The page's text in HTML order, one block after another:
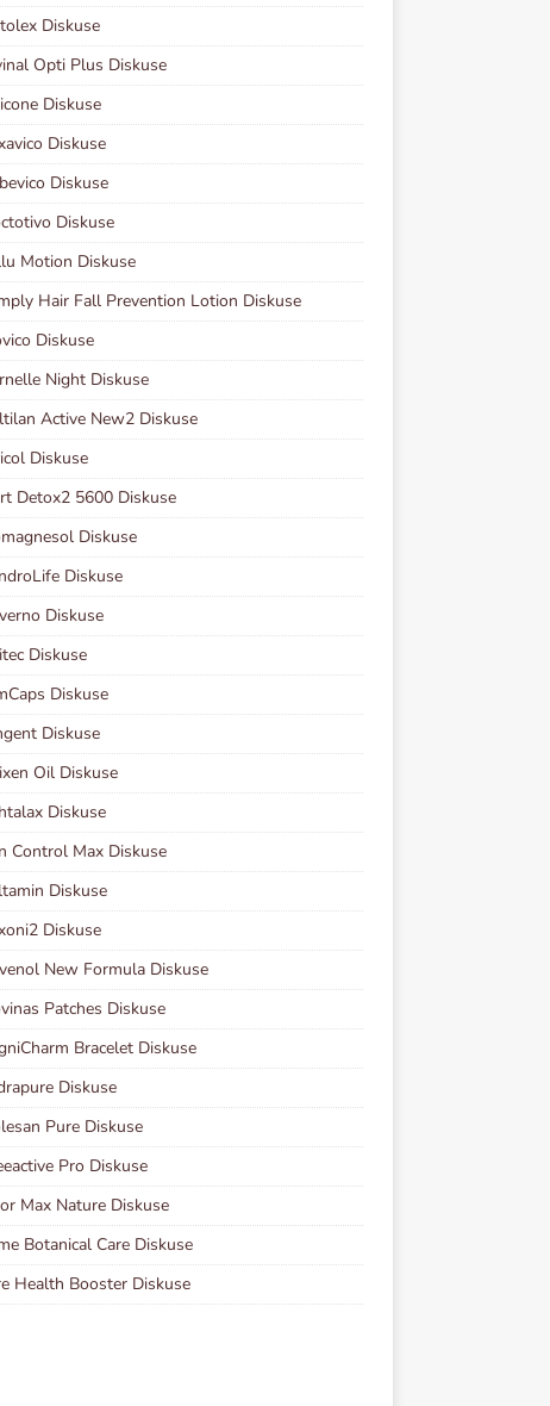
Diskuse
Opti Plus Diskuse
Diskuse
Diskuse
Diskuse
Diskuse
Motion Diskuse
Hair Fall Prevention Lotion Diskuse
Diskuse
Night Diskuse
Active New2 Diskuse
Diskuse
Detox2 5600 Diskuse
Diskuse
Diskuse
Diskuse
Diskuse
Diskuse
Diskuse
Oil Diskuse
Diskuse
Control Max Diskuse
Diskuse
Diskuse
New Formula Diskuse
Patches Diskuse
Bracelet Diskuse
Diskuse
Pure Diskuse
Pro Diskuse
Max Nature Diskuse
Botanical Care Diskuse
Health Booster Diskuse